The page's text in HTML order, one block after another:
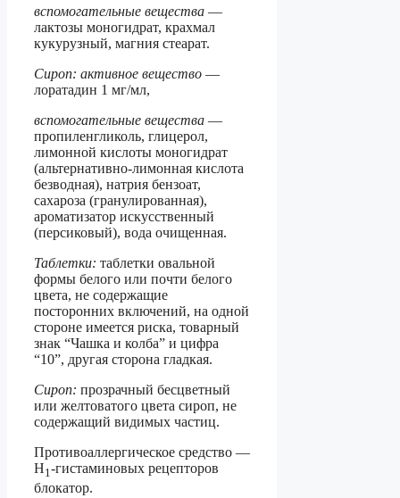
вспомогательные вещества —
лактозы моногидрат, крахмал
кукурузный, магния стеарат.
Сироп: активное вещество —
лоратадин 1 мг/мл,
вспомогательные вещества —
пропиленгликоль, глицерол,
лимонной кислоты моногидрат
(альтернативно-лимонная кислота
безводная), натрия бензоат,
сахароза (гранулированная),
ароматизатор искусственный
(персиковый), вода очищенная.
Таблетки: таблетки овальной
формы белого или почти белого
цвета, не содержащие
посторонних включений, на одной
стороне имеется риска, товарный
знак “Чашка и колба” и цифра
“10”, другая сторона гладкая.
Сироп: прозрачный бесцветный
или желтоватого цвета сироп, не
содержащий видимых частиц.
Противоаллергическое средство —
Н1-гистаминовых рецепторов
блокатор.